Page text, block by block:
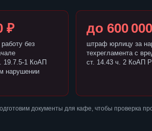
₽
без
19.7.5-1 КоАП
нарушении
до 600
штраф юрлицу за
техрегламента с
ст. 14.43 ч. 2 КоАП
документы для кафе, чтобы проверка